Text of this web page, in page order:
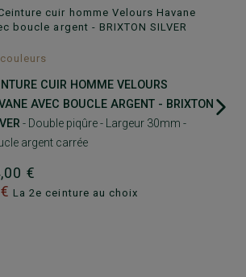
CUIR HOMME VELOURS
AVEC BOUCLE ARGENT - BRIXTON
- Double piqûre - Largeur 30mm -
argent carrée
€
La 2e ceinture au choix